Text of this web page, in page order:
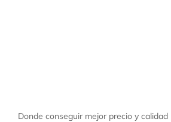
Donde conseguir mejor precio y